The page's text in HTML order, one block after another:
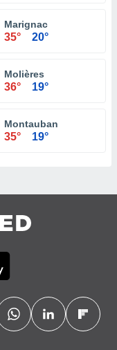
Marignac
35° 20°
Molières
36° 19°
Montauban
35° 19°